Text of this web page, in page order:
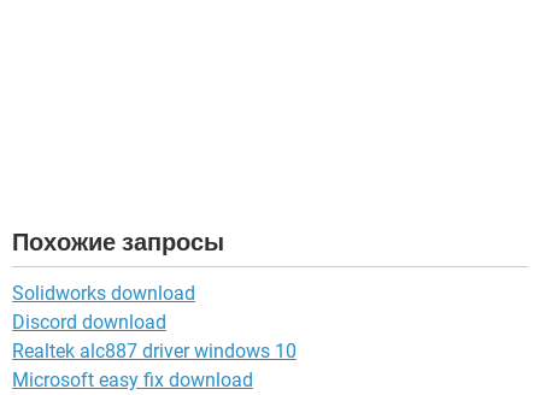
Похожие запросы
Solidworks download
Discord download
Realtek alc887 driver windows 10
Microsoft easy fix download